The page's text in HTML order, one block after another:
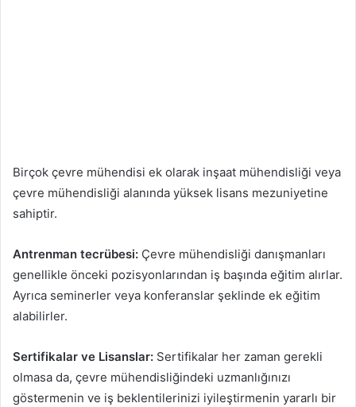
Birçok çevre mühendisi ek olarak inşaat mühendisliği veya
çevre mühendisliği alanında yüksek lisans mezuniyetine
sahiptir.
Antrenman tecrübesi: Çevre mühendisliği danışmanları
genellikle önceki pozisyonlarından iş başında eğitim alırlar.
Ayrıca seminerler veya konferanslar şeklinde ek eğitim
alabilirler.
Sertifikalar ve Lisanslar: Sertifikalar her zaman gerekli
olmasa da, çevre mühendisliğindeki uzmanlığınızı
göstermenin ve iş beklentilerinizi iyileştirmenin yararlı bir